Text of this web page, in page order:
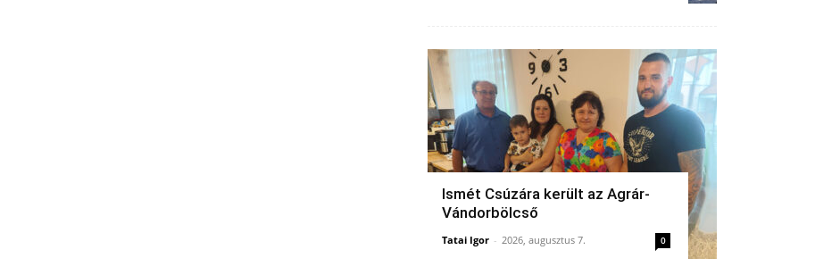
Ismét Csúzára került az Agrár-
Vándorbölcső
Tatai Igor - 2026, augusztus 7. 0